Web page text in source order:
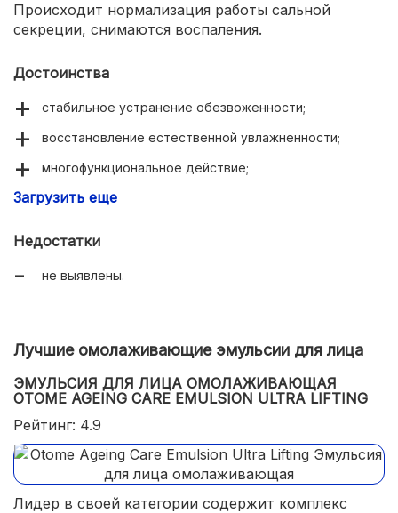
Происходит нормализация работы сальной
секреции, снимаются воспаления.
Достоинства
стабильное устранение обезвоженности;
восстановление естественной увлажненности;
многофункциональное действие;
богатый витаминизированный состав.
Загрузить еще
Недостатки
не выявлены.
Лучшие омолаживающие эмульсии для лица
ЭМУЛЬСИЯ ДЛЯ ЛИЦА ОМОЛАЖИВАЮЩАЯ
OTOME AGEING CARE EMULSION ULTRA LIFTING
Рейтинг: 4.9
Лидер в своей категории содержит комплекс